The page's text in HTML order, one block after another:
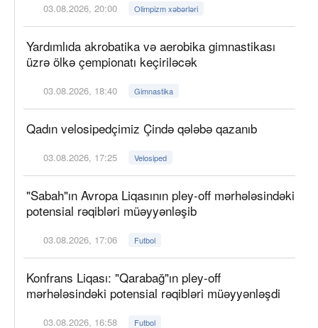
03.08.2026, 20:00 Olimpizm xəbərləri
Yardımlıda akrobatika və aerobika gimnastikası
üzrə ölkə çempionatı keçiriləcək
03.08.2026, 18:40 Gimnastika
Qadın velosipedçimiz Çində qələbə qazanıb
03.08.2026, 17:25 Velosiped
"Sabah"ın Avropa Liqasının pley-off mərhələsindəki
potensial rəqibləri müəyyənləşib
03.08.2026, 17:06 Futbol
Konfrans Liqası: "Qarabağ"ın pley-off
mərhələsindəki potensial rəqibləri müəyyənləşdi
03.08.2026, 16:58 Futbol